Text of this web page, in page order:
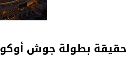
حقيقة بطولة جوش